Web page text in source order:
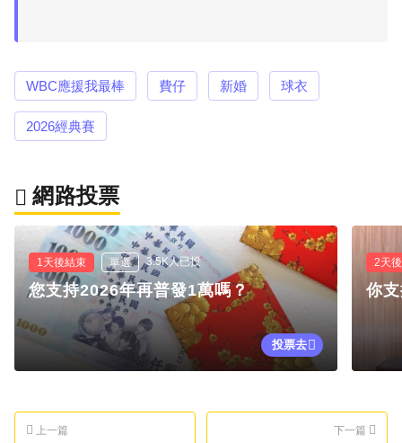
WBC應援我最棒 費仔 新婚 球衣
2026經典賽
網路投票
1天後結束 單選 3.5K人已投
您支持2026年再普發1萬嗎？
投票去
2天
你
上一篇 下一篇